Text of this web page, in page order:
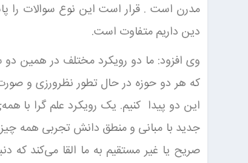
مدرن است . قرار است این نوع سوالات را
دین داریم متفاوت است.
وی افزود: ما دو رویکرد مختلف در همین
که هر دو حوزه در حال تطور نظرورزی و
این دو پیدا کنیم. یک رویکرد علم گرا با
جدید با مبانی و منطق دانش تجربی همه چیز
صریح یا غیر مستقیم به ما القا می‌کند که